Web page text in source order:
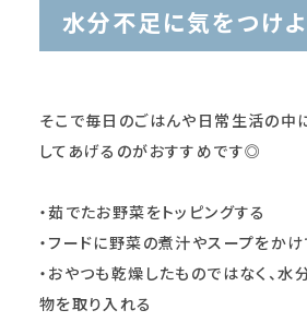
水分不足に気をつけ
そこで毎日のごはんや日常生活の中
してあげるのがおすすめです◎
・茹でたお野菜をトッピングする
・フードに野菜の煮汁やスープをか
・おやつも乾燥したものではなく、
物を取り入れる